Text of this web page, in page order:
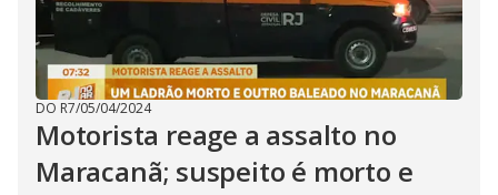
DO R7/05/04/2024
Motorista reage a assalto no
Maracanã; suspeito é morto e